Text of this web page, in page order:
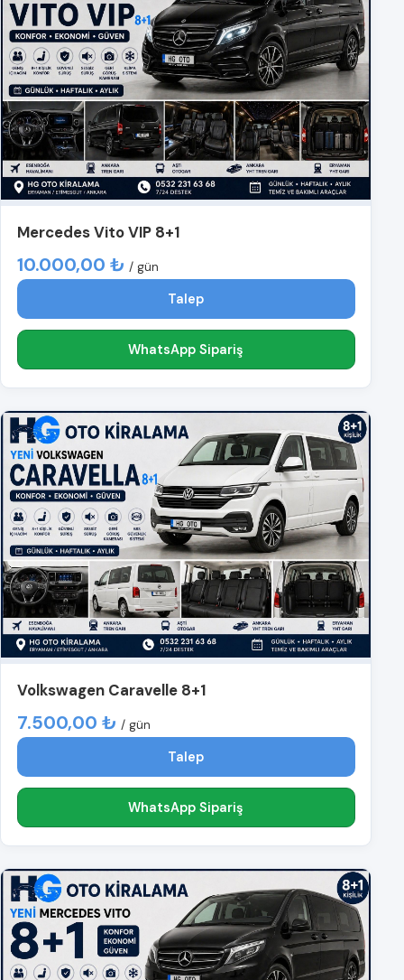
Mercedes Vito VIP 8+1
10.000,00 ₺ / gün
Talep
WhatsApp Sipariş
Volkswagen Caravelle 8+1
7.500,00 ₺ / gün
Talep
WhatsApp Sipariş